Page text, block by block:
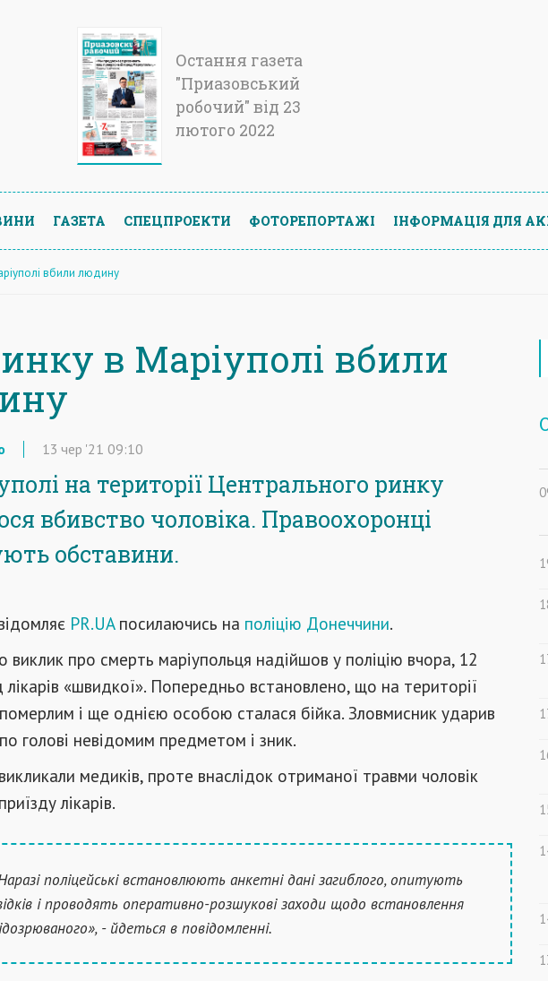
Остання газета
"Приазовський
робочий" від 23
лютого 2022
ГАЗЕТА СПЕЦПРОЕКТИ ФОТОРЕПОРТАЖІ ІНФОРМАЦIЯ ДЛЯ
вбили людину
в Маріуполі вбили
13 чер '21 09:10
на території Центрального ринку
вбивство чоловіка. Правоохоронці
обставини.
PR.UAпосилаючись на поліцію Донеччини.
виклик про смерть маріупольця надійшов у поліцію вчора, 12
лікарів «швидкої». Попередньо встановлено, що на території
і ще однією особою сталася бійка. Зловмисник ударив
голові невідомим предметом і зник.
медиків, проте внаслідок отриманої травми чоловік
лікарів.
поліцейські встановлюють анкетні дані загиблого, опитують
і проводять оперативно-розшукові заходи щодо встановлення
- йдеться в повідомленні.